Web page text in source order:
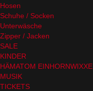
Hosen
Schuhe / Socken
Unterwäsche
Zipper / Jacken
SALE
KINDER
HÄMATOM EINHORNWIXXE
MUSIK
TICKETS